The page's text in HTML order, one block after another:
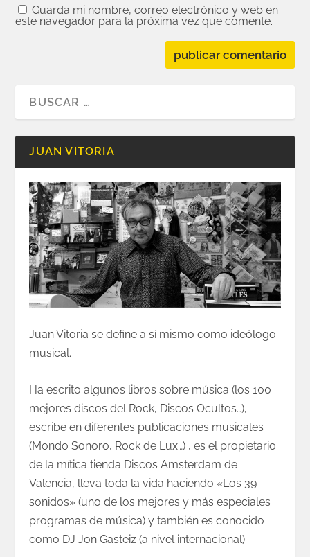
Guarda mi nombre, correo electrónico y web en
este navegador para la próxima vez que comente.
JUAN VITORIA
Juan Vitoria se define a sí mismo como ideólogo
musical.
Ha escrito algunos libros sobre música (los 100
mejores discos del Rock, Discos Ocultos…),
escribe en diferentes publicaciones musicales
(Mondo Sonoro, Rock de Lux…) , es el propietario
de la mítica tienda Discos Amsterdam de
Valencia, lleva toda la vida haciendo «Los 39
sonidos» (uno de los mejores y más especiales
programas de música) y también es conocido
como DJ Jon Gasteiz (a nivel internacional).